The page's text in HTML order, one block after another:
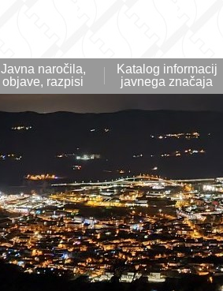
Javna naročila,
objave, razpisi
Katalog informacij
javnega značaja